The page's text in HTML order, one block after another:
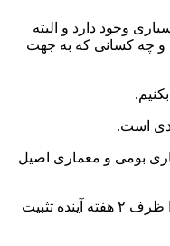
وجود دارد و البته
و چه کسانی که به جهت
معماری بومی و معماری اصیل
وی از افزایش تعداد سفرهای هوایی به بوموسی خبر داد و گفت: امروز بر روی این موضوع نیز تصمیم گرفتیم. یک وقفه‌ای در پروازها ایجاد شده بود، حداقل پرواز چهار روز در هفته را ظرف ۲ هفته آینده تثبیت